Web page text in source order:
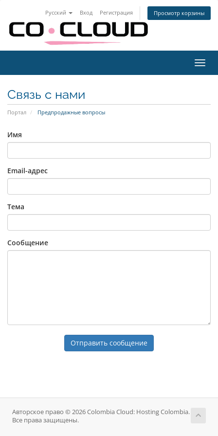
Русский Вход Регистрация Просмотр корзины
Связь с нами
Портал Предпродажные вопросы
Имя
Email-адрес
Тема
Сообщение
Отправить сообщение
Авторское право © 2026 Colombia Cloud: Hosting Colombia.
Все права защищены.